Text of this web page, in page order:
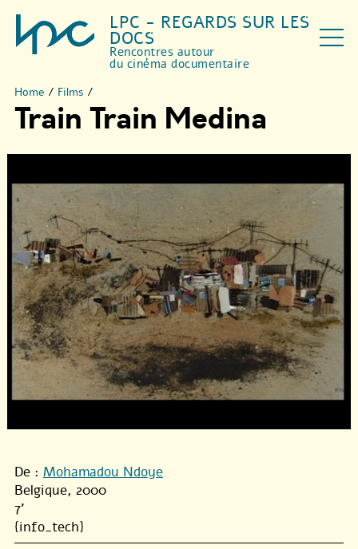
LPC - REGARDS SUR LES
DOCS
Rencontres autour
du cinéma documentaire
Home / Films /
Train Train Medina
De : Mohamadou Ndoye
Belgique, 2000
7'
{info_tech}